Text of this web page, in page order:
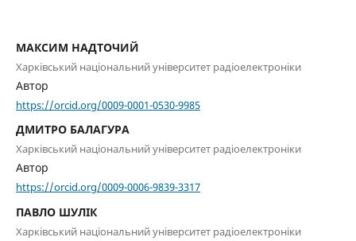
МАКСИМ НАДТОЧИЙ
Харківський національний університет радіоелектроніки
Автор
https://orcid.org/0009-0001-0530-9985
ДМИТРО БАЛАГУРА
Харківський національний університет радіоелектроніки
Автор
https://orcid.org/0009-0006-9839-3317
ПАВЛО ШУЛІК
Харківський національний університет радіоелектроніки